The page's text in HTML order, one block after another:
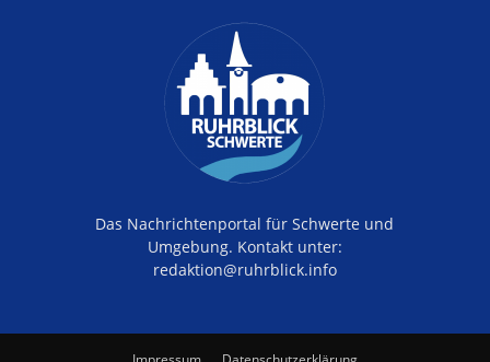
Das Nachrichtenportal für Schwerte und
Umgebung. Kontakt unter:
redaktion@ruhrblick.info